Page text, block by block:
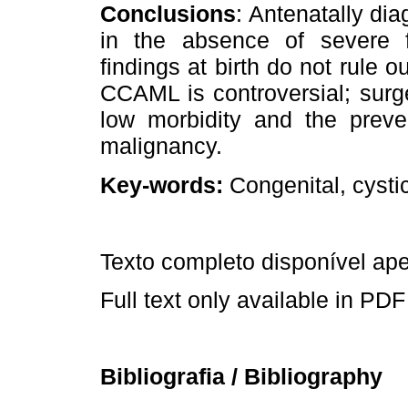
Conclusions: Antenatally
in the absence of severe
findings at birth do not rule
CCAML is controversial;
low morbidity and the
malignancy.
Key-words: Congenital,
Texto completo disponível
Full text only available in
Bibliografia / Bibliography